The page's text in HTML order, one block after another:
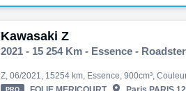
Kawasaki Z
2021 - 15 254 Km - Essence - Roadster
PRO